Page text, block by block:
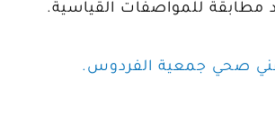
مطابقة للمواصفات القياسية.
صحي جمعية الفردوس.